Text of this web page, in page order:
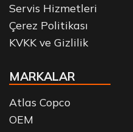
Servis Hizmetleri
Çerez Politikası
KVKK ve Gizlilik
MARKALAR
Atlas Copco
OEM